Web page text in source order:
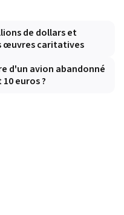
de dollars et
œuvres caritatives
d'un avion abandonné
euros ?